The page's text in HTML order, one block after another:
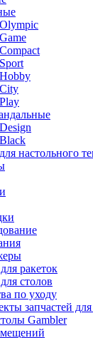
настольного
ракеток
столов
по уходу
запчастей
Gambler